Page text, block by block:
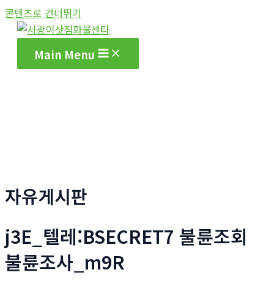
콘텐츠로 건너뛰기
Main Menu
자유게시판
j3E_텔레:BSECRET7 불륜조회
불륜조사_m9R